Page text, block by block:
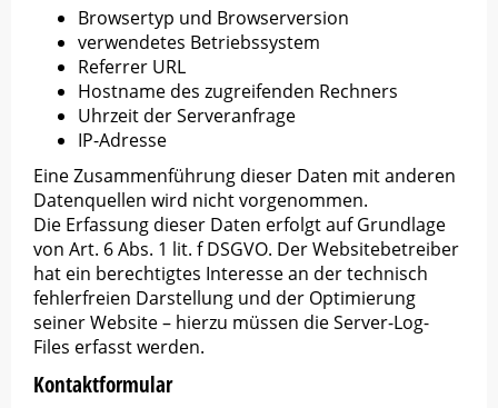
Browsertyp und Browserversion
verwendetes Betriebssystem
Referrer URL
Hostname des zugreifenden Rechners
Uhrzeit der Serveranfrage
IP-Adresse
Eine Zusammenführung dieser Daten mit anderen
Datenquellen wird nicht vorgenommen.
Die Erfassung dieser Daten erfolgt auf Grundlage
von Art. 6 Abs. 1 lit. f DSGVO. Der Websitebetreiber
hat ein berechtigtes Interesse an der technisch
fehlerfreien Darstellung und der Optimierung
seiner Website – hierzu müssen die Server-Log-
Files erfasst werden.
Kontaktformular